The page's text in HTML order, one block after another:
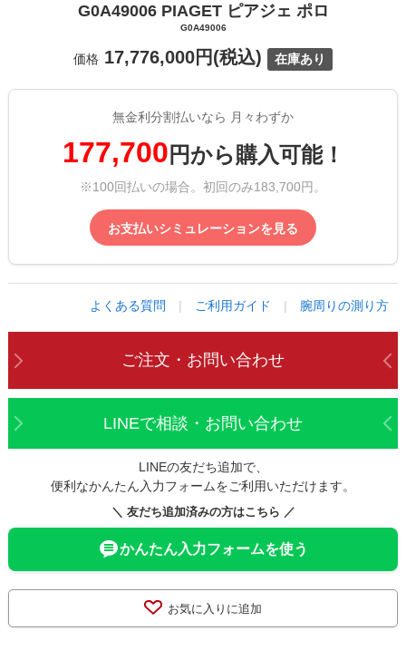
G0A49006 PIAGET ピアジェ ポロ
G0A49006
価格 17,776,000円(税込) 在庫あり
無金利分割払いなら 月々わずか
177,700 円から購入可能！
※100回払いの場合。初回のみ183,700円。
お支払いシミュレーションを見る
よくある質問 | ご利用ガイド | 腕周りの測り方
ご注文・お問い合わせ
LINEで相談・お問い合わせ
LINEの友だち追加で、
便利なかんたん入力フォームをご利用いただけます。
＼ 友だち追加済みの方はこちら ／
かんたん入力フォームを使う
お気に入りに追加